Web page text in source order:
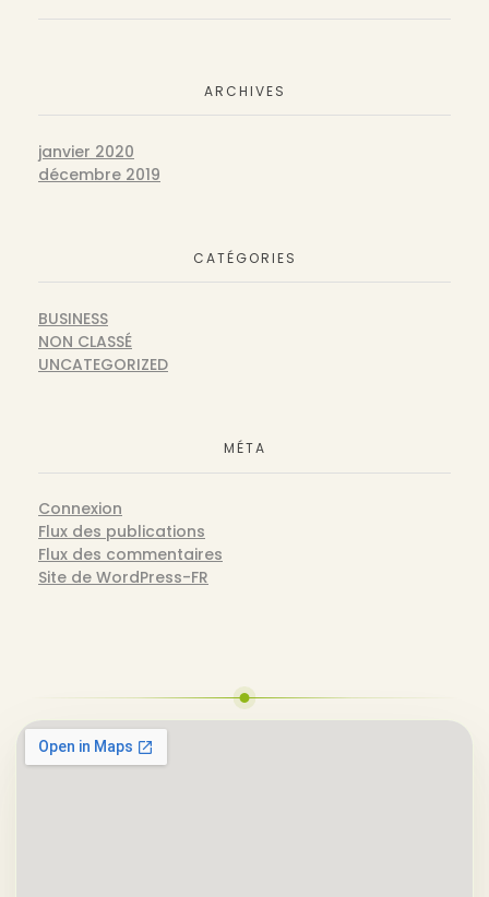
ARCHIVES
janvier 2020
décembre 2019
CATÉGORIES
BUSINESS
NON CLASSÉ
UNCATEGORIZED
MÉTA
Connexion
Flux des publications
Flux des commentaires
Site de WordPress-FR